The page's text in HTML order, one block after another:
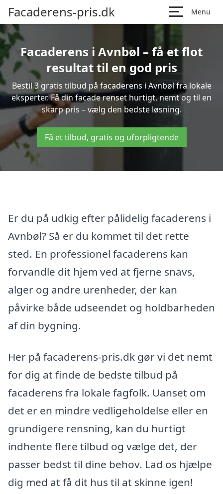
Facaderens-pris.dk Menu
Facaderens i Avnbøl – få et flot
resultat til en god pris
Bestil 3 gratis tilbud på facaderens i Avnbøl fra lokale
eksperter. Få din facade renset hurtigt, nemt og til en
skarp pris – vælg den bedste løsning.
Få et tilbud, gratis og uforpligtende
Er du på udkig efter pålidelig facaderens i
Avnbøl? Så er du kommet til det rette
sted. En professionel facaderens kan
forvandle dit hjem ved at fjerne snavs,
alger og andre urenheder, der kan
påvirke både udseendet og holdbarheden
af din bygning.
Her på facaderens-pris.dk gør vi det nemt
for dig at finde de bedste tilbud på
facaderens fra lokale fagfolk. Uanset om
det er en mindre vedligeholdelse eller en
grundigere rensning, kan du hurtigt
indhente flere tilbud og vælge det, der
passer bedst til dine behov. Lad os hjælpe
dig med at få dit hus til at skinne igen!